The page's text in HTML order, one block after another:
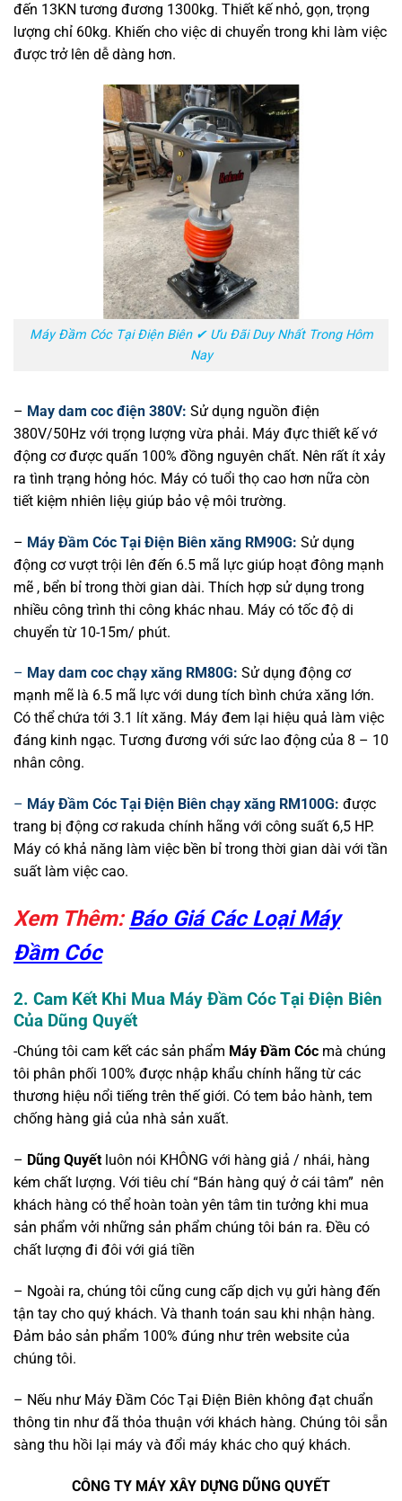
đến 13KN tương đương 1300kg. Thiết kế nhỏ, gọn, trọng
lượng chỉ 60kg. Khiến cho việc di chuyển trong khi làm việc
được trở lên dễ dàng hơn.
Máy Đầm Cóc Tại Điện Biên ✔ Ưu Đãi Duy Nhất Trong Hôm
Nay
– May dam coc điện 380V: Sử dụng nguồn điện
380V/50Hz với trọng lượng vừa phải. Máy đực thiết kế vớ
động cơ được quấn 100% đồng nguyên chất. Nên rất ít xảy
ra tình trạng hỏng hóc. Máy có tuổi thọ cao hơn nữa còn
tiết kiệm nhiên liệụ giúp bảo vệ môi trường.
– Máy Đầm Cóc Tại Điện Biên xăng RM90G: Sử dụng
động cơ vượt trội lên đến 6.5 mã lực giúp hoạt đông mạnh
mẽ , bển bỉ trong thời gian dài. Thích hợp sử dụng trong
nhiều công trình thi công khác nhau. Máy có tốc độ di
chuyển từ 10-15m/ phút.
– May dam coc chạy xăng RM80G: Sử dụng động cơ
mạnh mẽ là 6.5 mã lực với dung tích bình chứa xăng lớn.
Có thể chứa tới 3.1 lít xăng. Máy đem lại hiệu quả làm việc
đáng kinh ngạc. Tương đương với sức lao động của 8 – 10
nhân công.
– Máy Đầm Cóc Tại Điện Biên chạy xăng RM100G: được
trang bị động cơ rakuda chính hãng với công suất 6,5 HP.
Máy có khả năng làm việc bền bỉ trong thời gian dài với tần
suất làm việc cao.
Xem Thêm: Báo Giá Các Loại Máy
Đầm Cóc
2. Cam Kết Khi Mua Máy Đầm Cóc Tại Điện Biên
Của Dũng Quyết
-Chúng tôi cam kết các sản phẩm Máy Đầm Cóc mà chúng
tôi phân phối 100% được nhập khẩu chính hãng từ các
thương hiệu nổi tiếng trên thế giới. Có tem bảo hành, tem
chống hàng giả của nhà sản xuất.
– Dũng Quyết luôn nói KHÔNG với hàng giả / nhái, hàng
kém chất lượng. Với tiêu chí “Bán hàng quý ở cái tâm” nên
khách hàng có thể hoàn toàn yên tâm tin tưởng khi mua
sản phẩm vởi những sản phẩm chúng tôi bán ra. Đều có
chất lượng đi đôi với giá tiền
– Ngoài ra, chúng tôi cũng cung cấp dịch vụ gửi hàng đến
tận tay cho quý khách. Và thanh toán sau khi nhận hàng.
Đảm bảo sản phẩm 100% đúng như trên website của
chúng tôi.
– Nếu như Máy Đầm Cóc Tại Điện Biên không đạt chuẩn
thông tin như đã thỏa thuận với khách hàng. Chúng tôi sẵn
sàng thu hồi lại máy và đổi máy khác cho quý khách.
CÔNG TY MÁY XÂY DỰNG DŨNG QUYẾT